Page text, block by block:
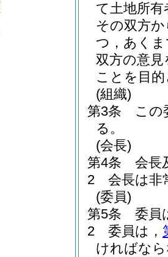
て土地所
その双方
つ，あく
双方の意
ことを目
(組織)
第3条
この
る。
(会長)
第4条
会長
2
会長は非
(委員)
第5条
委員
2
委員は，
ければな